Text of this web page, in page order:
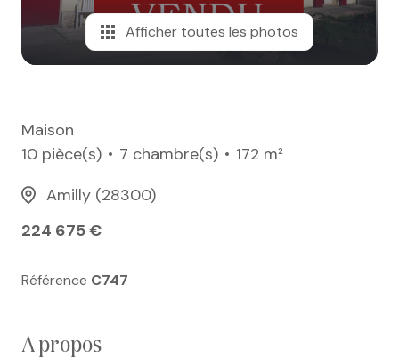
honoraires
contact
Afficher toutes les photos
Maison
10 pièce(s)
7 chambre(s)
172 m²
Amilly (28300)
224 675 €
Référence C747
a propos